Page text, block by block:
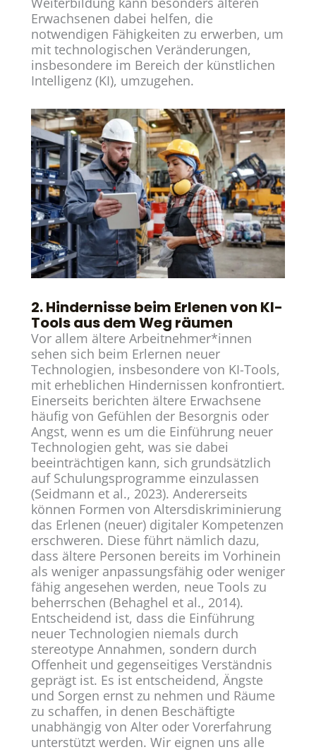
Erwachsenen dabei helfen, die
notwendigen Fähigkeiten zu erwerben, um
mit technologischen Veränderungen,
insbesondere im Bereich der künstlichen
Intelligenz (KI), umzugehen.
2. Hindernisse beim Erlenen von KI-
Tools aus dem Weg räumen
Vor allem ältere Arbeitnehmer*innen
sehen sich beim Erlernen neuer
Technologien, insbesondere von KI-Tools,
mit erheblichen Hindernissen konfrontiert.
Einerseits berichten ältere Erwachsene
häufig von Gefühlen der Besorgnis oder
Angst, wenn es um die Einführung neuer
Technologien geht, was sie dabei
beeinträchtigen kann, sich grundsätzlich
auf Schulungsprogramme einzulassen
(Seidmann et al., 2023). Andererseits
können Formen von Altersdiskriminierung
das Erlenen (neuer) digitaler Kompetenzen
erschweren. Diese führt nämlich dazu,
dass ältere Personen bereits im Vorhinein
als weniger anpassungsfähig oder weniger
fähig angesehen werden, neue Tools zu
beherrschen (Behaghel et al., 2014).
Entscheidend ist, dass die Einführung
neuer Technologien niemals durch
stereotype Annahmen, sondern durch
Offenheit und gegenseitiges Verständnis
geprägt ist. Es ist entscheidend, Ängste
und Sorgen ernst zu nehmen und Räume
zu schaffen, in denen Beschäftigte
unabhängig von Alter oder Vorerfahrung
unterstützt werden. Wir eignen uns alle